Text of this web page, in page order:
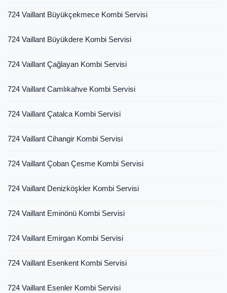
724 Vaillant Büyükçekmece Kombi Servisi
724 Vaillant Büyükdere Kombi Servisi
724 Vaillant Çağlayan Kombi Servisi
724 Vaillant Camlıkahve Kombi Servisi
724 Vaillant Çatalca Kombi Servisi
724 Vaillant Cihangir Kombi Servisi
724 Vaillant Çoban Çesme Kombi Servisi
724 Vaillant Denizköşkler Kombi Servisi
724 Vaillant Eminönü Kombi Servisi
724 Vaillant Emirgan Kombi Servisi
724 Vaillant Esenkent Kombi Servisi
724 Vaillant Esenler Kombi Servisi